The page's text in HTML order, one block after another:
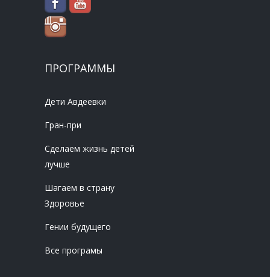
ПРОГРАММЫ
Дети Авдеевки
Гран-при
Сделаем жизнь детей
лучше
Шагаем в страну
Здоровье
Гении будущего
Все програмы